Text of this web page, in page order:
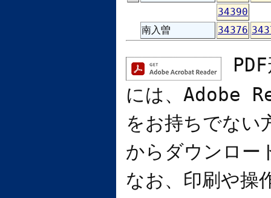
34390
南入曽
34376
には、 Adobe
をお持ちでない
からダウンロー
なお、印刷や操